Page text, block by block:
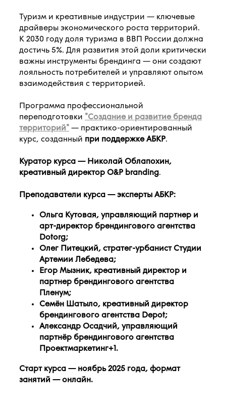
Туризм и креативные индустрии — ключевые
драйверы экономического роста территорий.
К 2030 году доля туризма в ВВП России должна
достичь 5%. Для развития этой доли критически
важны инструменты брендинга — они создают
лояльность потребителей и управляют опытом
взаимодействия с территорией.
Программа профессиональной
переподготовки "Создание и развитие бренда
территорий" — практико-ориентированный
курс, созданный при поддержке АБКР.
Куратор курса — Николай Облапохин,
креативный директор O&P branding.
Преподаватели курса —эксперты АБКР:
Ольга Кутовая, управляющий партнер и
арт-директор брендингового агентства
Dotorg;
Олег Питецкий, стратег-урбанист Студии
Артемии Лебедева;
Егор Мызник, креативный директор и
партнер брендингового агентства
Пленум;
Семён Шатыло, креативный директор
брендингового агентства Depot;
Александр Осадчий, управляющий
партнёр брендингового агентства
Проектмаркетинг+1.
Старт курса — ноябрь 2025 года, формат
занятий — онлайн.